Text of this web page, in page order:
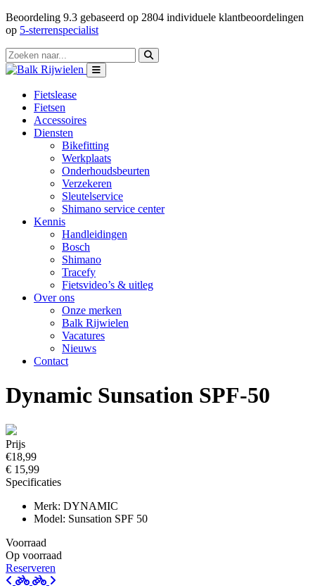
Beoordeling 9.3 gebaseerd op 2804 individuele klantbeoordelingen
op 5-sterrenspecialist
Fietslease
Fietsen
Accessoires
Diensten
Bikefitting
Werkplaats
Onderhoudsbeurten
Verzekeren
Sleutelservice
Shimano service center
Kennis
Handleidingen
Bosch
Shimano
Tracefy
Fietsvideo’s & uitleg
Over ons
Onze merken
Balk Rijwielen
Vacatures
Nieuws
Contact
Dynamic Sunsation SPF-50
Prijs
€18,99
€ 15,99
Specificaties
Merk: DYNAMIC
Model: Sunsation SPF 50
Voorraad
Op voorraad
Reserveren